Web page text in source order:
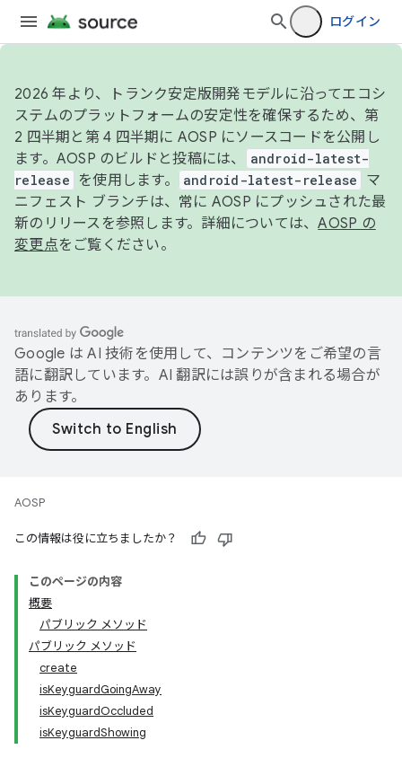
ログイン
2026 年より、トランク安定版開発モデルに沿ってエコシ
ステムのプラットフォームの安定性を確保するため、第
2 四半期と第 4 四半期に AOSP にソースコードを公開し
ます。AOSP のビルドと投稿には、
android-latest-
release
を使用します。 android-latest-release
マ
ニフェスト ブランチは、常に AOSP にプッシュされた最
新のリリースを参照します。詳細については、AOSP の
変更点をご覧ください。
Google は AI 技術を使用して、コンテンツをご希望の言
語に翻訳しています。AI 翻訳には誤りが含まれる場合が
あります。
AOSP
この情報は役に立ちましたか？
このページの内容
概要
パブリック メソッド
パブリック メソッド
create
isKeyguardGoingAway
isKeyguardOccluded
isKeyguardShowing